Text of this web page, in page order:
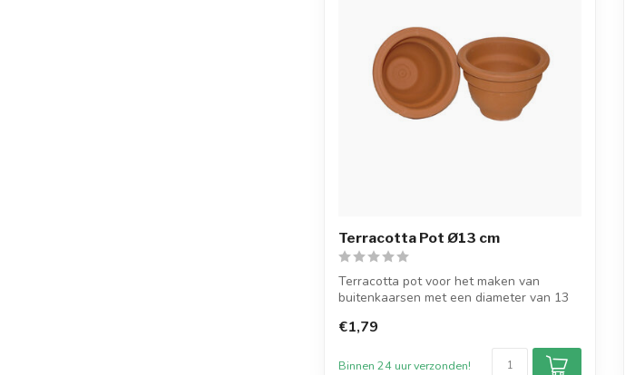
Terracotta Pot Ø13 cm
Terracotta pot voor het maken van
buitenkaarsen met een diameter van 13
€1,79
Binnen 24 uur verzonden!